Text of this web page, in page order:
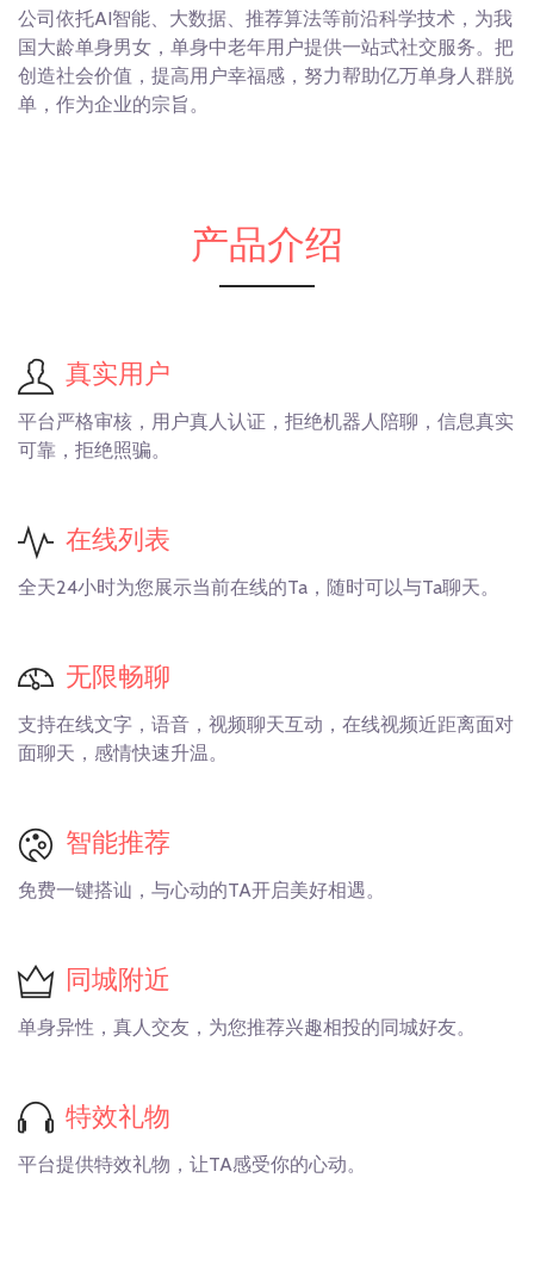
公司依托AI智能、大数据、推荐算法等前沿科学技术，为我
国大龄单身男女，单身中老年用户提供一站式社交服务。把
创造社会价值，提高用户幸福感，努力帮助亿万单身人群脱
单，作为企业的宗旨。
产品介绍
真实用户
平台严格审核，用户真人认证，拒绝机器人陪聊，信息真实
可靠，拒绝照骗。
在线列表
全天24小时为您展示当前在线的Ta，随时可以与Ta聊天。
无限畅聊
支持在线文字，语音，视频聊天互动，在线视频近距离面对
面聊天，感情快速升温。
智能推荐
免费一键搭讪，与心动的TA开启美好相遇。
同城附近
单身异性，真人交友，为您推荐兴趣相投的同城好友。
特效礼物
平台提供特效礼物，让TA感受你的心动。